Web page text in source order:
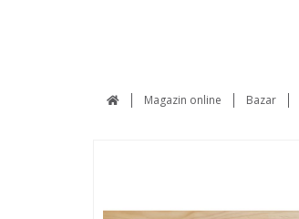
Magazin online Bazar